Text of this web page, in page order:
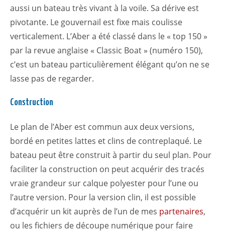
aussi un bateau très vivant à la voile. Sa dérive est
pivotante. Le gouvernail est fixe mais coulisse
verticalement. L’Aber a été classé dans le « top 150 »
par la revue anglaise « Classic Boat » (numéro 150),
c’est un bateau particulièrement élégant qu’on ne se
lasse pas de regarder.
Construction
Le plan de l’Aber est commun aux deux versions,
bordé en petites lattes et clins de contreplaqué. Le
bateau peut être construit à partir du seul plan. Pour
faciliter la construction on peut acquérir des tracés
vraie grandeur sur calque polyester pour l’une ou
l’autre version. Pour la version clin, il est possible
d’acquérir un kit auprès de l’un de mes partenaires,
ou les fichiers de découpe numérique pour faire